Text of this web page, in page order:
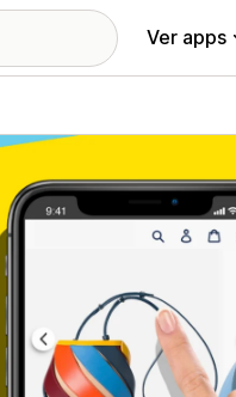
Ver apps